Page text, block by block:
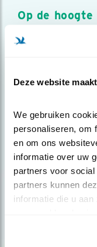
Deze website
We gebruiken
personaliseren, om
en om ons
informatie over uw
partners voor
partners kunnen
informatie die u
Op de
Meld je aan en
over vogels en